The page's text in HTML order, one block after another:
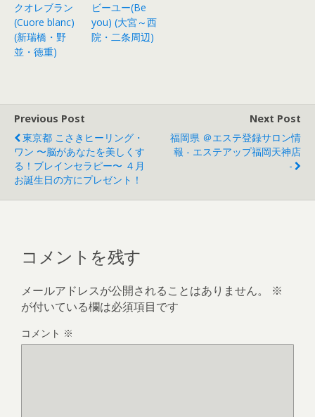
クオレブラン
(Cuore blanc)
(新瑞橋・野
並・徳重)
ビーユー(Be
you) (大宮～西
院・二条周辺)
Previous Post
東京都 こさきヒーリング・
ワン 〜脳があなたを美しくす
る！ブレインセラピー〜 ４月
お誕生日の方にプレゼント！
Next Post
福岡県 ＠エステ登録サロン情
報 - エステアップ福岡天神店
-
コメントを残す
メールアドレスが公開されることはありません。
※
が付いている欄は必須項目です
コメント ※